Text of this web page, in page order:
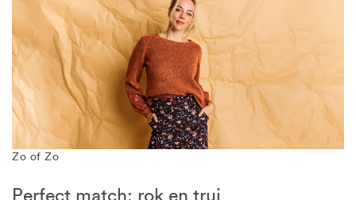
Zo of Zo
Perfect match: rok en trui